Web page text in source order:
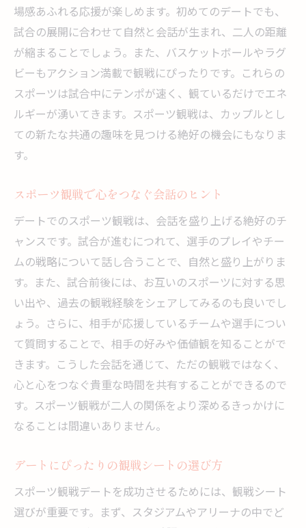
大阪ならではのスポーツ観戦記念グッズ紹
介
スポーツ観戦デートを彩る音楽演出の選び
方
スポーツ観戦を通じてロマンスを育むデートプ
ラン
スポーツ観戦から始まる一日デートプラン
デートの最後に訪れたい大阪の夜景スポッ
試合後のロマンチックなディナープラン
スポーツ観戦デートに最適な宿泊施設
特別な日におすすめの観戦プラン
デートの新スタイル大阪府のスポーツ観戦の流
行
最新のスポーツ観戦デートトレンドをチェ
ック
今話題のスポーツ観戦デートコーディネー
ト
デートを盛り上げる観戦アプリの活用法
スポーツ観戦デートにぴったりのファッシ
現代のデートスポーツ観戦の楽しみ方
大阪府のスポーツ観戦デートのSNS映えポ
場感あふれる応援が楽しめます。初めてのデートでも、
試合の展開に合わせて自然と会話が生まれ、二人の距離
が縮まることでしょう。また、バスケットボールやラグ
ビーもアクション満載で観戦にぴったりです。これらの
スポーツは試合中にテンポが速く、観ているだけでエネ
ルギーが湧いてきます。スポーツ観戦は、カップルとし
ての新たな共通の趣味を見つける絶好の機会にもなりま
す。
スポーツ観戦で心をつなぐ会話のヒント
デートでのスポーツ観戦は、会話を盛り上げる絶好のチ
ャンスです。試合が進むにつれて、選手のプレイやチー
ムの戦略について話し合うことで、自然と盛り上がりま
す。また、試合前後には、お互いのスポーツに対する思
い出や、過去の観戦経験をシェアしてみるのも良いでし
ょう。さらに、相手が応援しているチームや選手につい
て質問することで、相手の好みや価値観を知ることがで
きます。こうした会話を通じて、ただの観戦ではなく、
心と心をつなぐ貴重な時間を共有することができるので
す。スポーツ観戦が二人の関係をより深めるきっかけに
なることは間違いありません。
デートにぴったりの観戦シートの選び方
スポーツ観戦デートを成功させるためには、観戦シート
選びが重要です。まず、スタジアムやアリーナの中でど